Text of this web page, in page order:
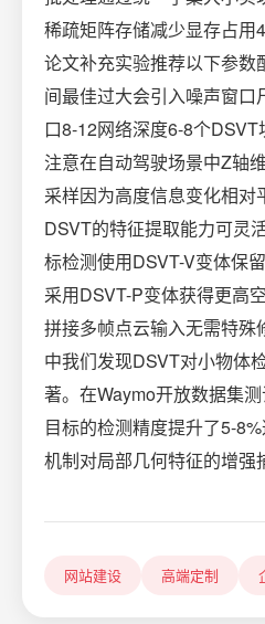
稀疏矩阵存储减少显存占用
论文补充实验推荐以下参数
间最佳过大会引入噪声窗口
口8-12网络深度6-8个
注意在自动驾驶场景中Z轴
采样因为高度信息变化相对
DSVT的特征提取能力可灵
标检测使用DSVT-V变体保
采用DSVT-P变体获得更高
拼接多帧点云输入无需特殊
中我们发现DSVT对小物体
著。在Waymo开放数据集
目标的检测精度提升了5-
机制对局部几何特征的增强
网站建设 高端定制